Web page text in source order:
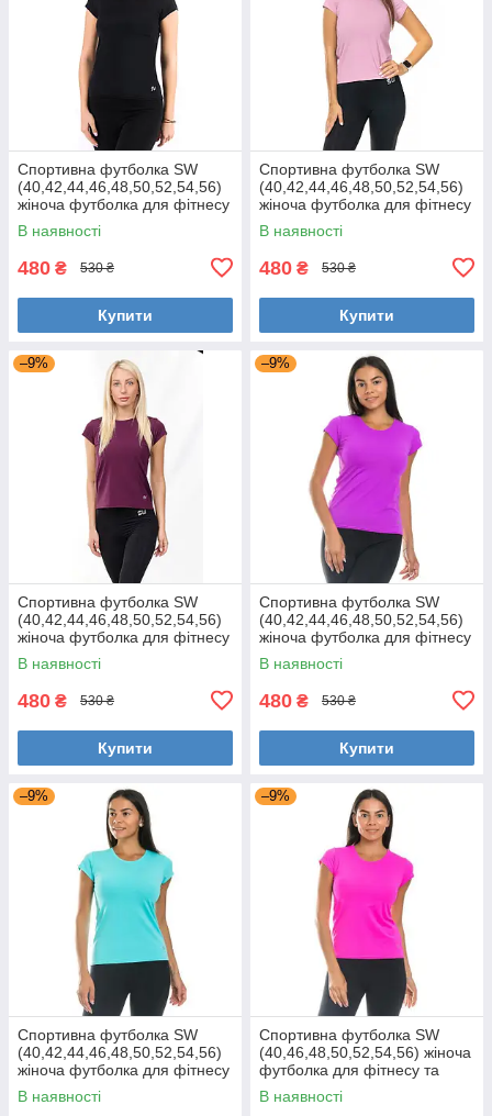
Спортивна футболка SW
(40,42,44,46,48,50,52,54,56)
жіноча футболка для фітнесу
та спорту великі розміри
ЧОРНА
В наявності
480 ₴ 530 ₴
Купити
Спортивна футболка SW
(40,42,44,46,48,50,52,54,56)
жіноча футболка для фітнесу
та спорту великі розміри
ПУДРА
В наявності
480 ₴ 530 ₴
Купити
–9%
Спортивна футболка SW
(40,42,44,46,48,50,52,54,56)
жіноча футболка для фітнесу
та спорту великі розміри
МАРСАЛА
В наявності
480 ₴ 530 ₴
Купити
–9%
Спортивна футболка SW
(40,42,44,46,48,50,52,54,56)
жіноча футболка для фітнесу
та спорту великі розміри
ФУКСІЯ
В наявності
480 ₴ 530 ₴
Купити
–9%
Спортивна футболка SW
(40,42,44,46,48,50,52,54,56)
жіноча футболка для фітнесу
та спорту великі розміри
МЯТА
В наявності
–9%
Спортивна футболка SW
(40,46,48,50,52,54,56) жіноча
футболка для фітнесу та
спорту великі розміри
РОЖЕВА
В наявності